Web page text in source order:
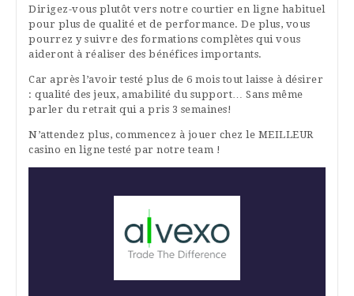
Dirigez-vous plutôt vers notre courtier en ligne habituel
pour plus de qualité et de performance. De plus, vous
pourrez y suivre des formations complètes qui vous
aideront à réaliser des bénéfices importants.
Car après l’avoir testé plus de 6 mois tout laisse à désirer
: qualité des jeux, amabilité du support… Sans même
parler du retrait qui a pris 3 semaines!
N’attendez plus, commencez à jouer chez le MEILLEUR
casino en ligne testé par notre team !